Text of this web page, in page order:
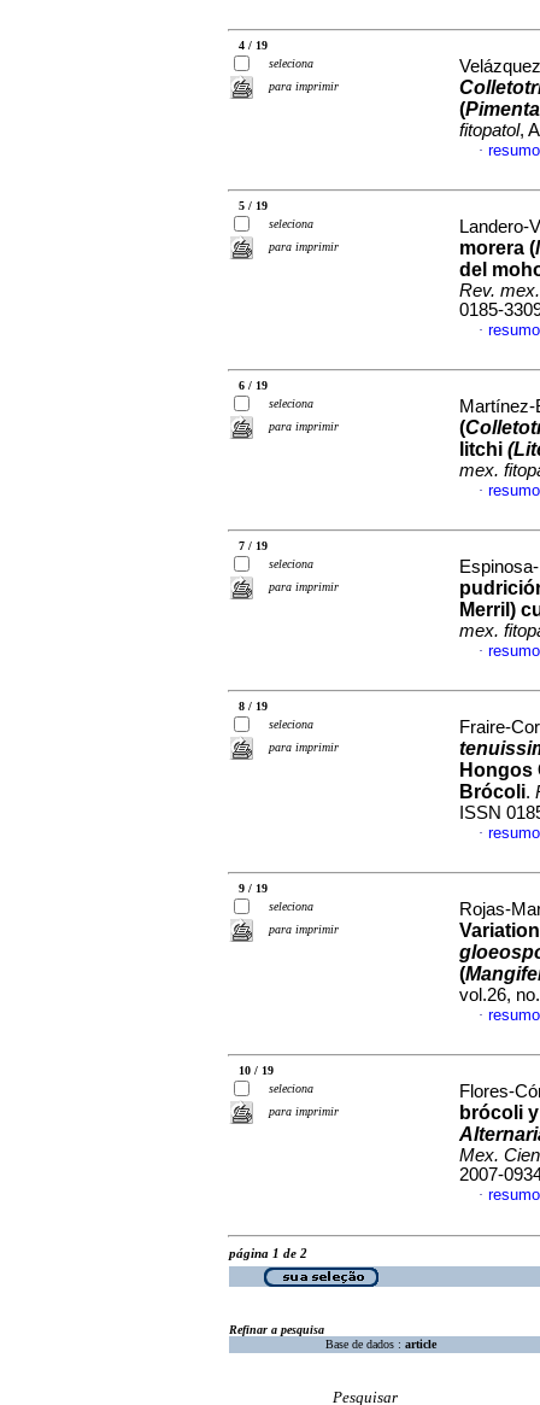
4 / 19
seleciona
para imprimir
(
fitopatol,
·
5 / 19
seleciona
para imprimir
Landero-
morera (
del
Rev.
0185-
·
6 / 19
seleciona
para imprimir
(
litchi
mex.
·
7 / 19
seleciona
para imprimir
Merril)
mex.
·
8 / 19
seleciona
para imprimir
Fraire-
Hongos
Brócoli.
ISSN
·
9 / 19
seleciona
para imprimir
Rojas-
(
vol.26,
·
10 / 19
seleciona
para imprimir
Flores-
brócoli
Mex.
2007-
·
página 1 de 2
Refinar a pesquisa
Base de dados : article
Pesquisar